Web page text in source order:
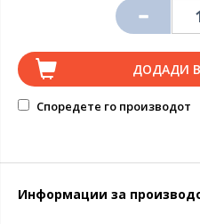
ДОДАДИ
Споредете го производот
Информации за